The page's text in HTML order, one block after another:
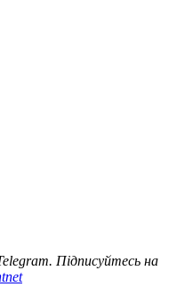
Підписуйтесь на